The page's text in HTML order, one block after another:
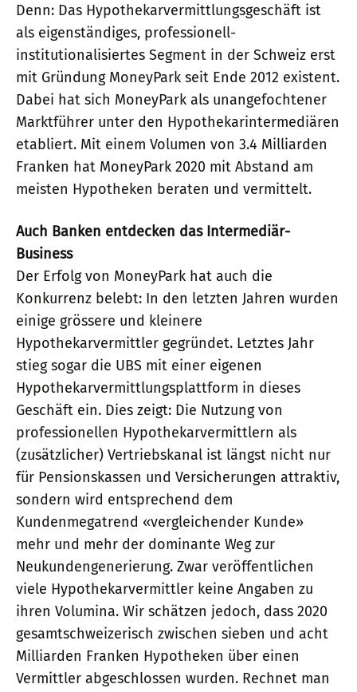
Denn: Das Hypothekarvermittlungsgeschäft ist
als eigenständiges, professionell-
institutionalisiertes Segment in der Schweiz erst
mit Gründung MoneyPark seit Ende 2012 existent.
Dabei hat sich MoneyPark als unangefochtener
Marktführer unter den Hypothekarintermediären
etabliert. Mit einem Volumen von 3.4 Milliarden
Franken hat MoneyPark 2020 mit Abstand am
meisten Hypotheken beraten und vermittelt.
Auch Banken entdecken das Intermediär-
Business
Der Erfolg von MoneyPark hat auch die
Konkurrenz belebt: In den letzten Jahren wurden
einige grössere und kleinere
Hypothekarvermittler gegründet. Letztes Jahr
stieg sogar die UBS mit einer eigenen
Hypothekarvermittlungsplattform in dieses
Geschäft ein. Dies zeigt: Die Nutzung von
professionellen Hypothekarvermittlern als
(zusätzlicher) Vertriebskanal ist längst nicht nur
für Pensionskassen und Versicherungen attraktiv,
sondern wird entsprechend dem
Kundenmegatrend «vergleichender Kunde»
mehr und mehr der dominante Weg zur
Neukundengenerierung. Zwar veröffentlichen
viele Hypothekarvermittler keine Angaben zu
ihren Volumina. Wir schätzen jedoch, dass 2020
gesamtschweizerisch zwischen sieben und acht
Milliarden Franken Hypotheken über einen
Vermittler abgeschlossen wurden. Rechnet man